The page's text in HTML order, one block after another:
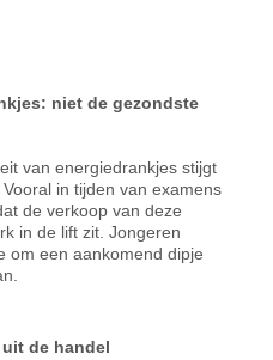
niet de gezondste
van energiedrankjes stijgt
in tijden van examens
de verkoop van deze
in de lift zit. Jongeren
om een aankomend dipje
de handel